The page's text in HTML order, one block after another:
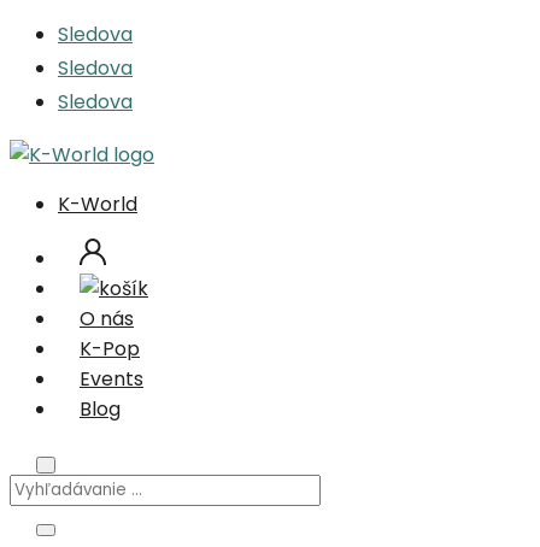
Sledova
Sledova
Sledova
K-World
O nás
K-Pop
Events
Blog